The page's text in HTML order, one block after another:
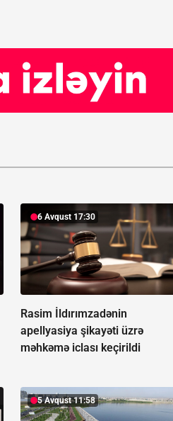
6 Avqust 17:30
Rasim İldırımzadənin
apellyasiya şikayəti üzrə
məhkəmə iclası keçirildi
5 Avqust 11:58